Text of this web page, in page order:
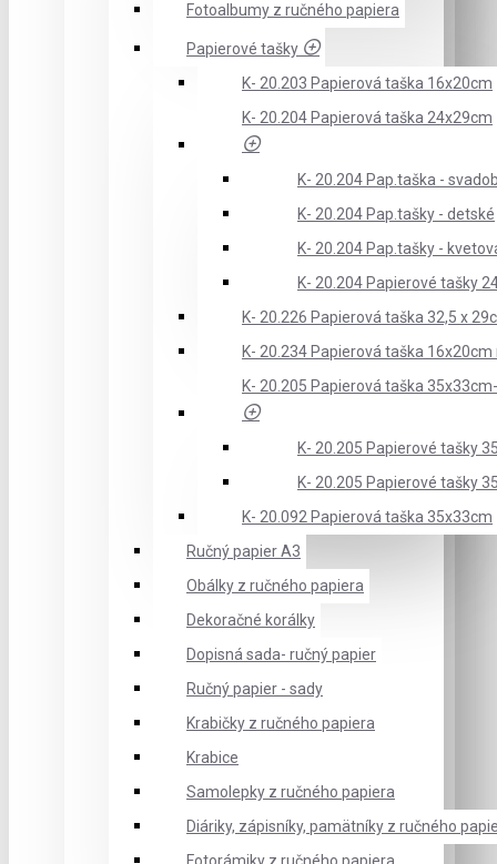
Fotoalbumy z ručného papiera
Papierové tašky
K- 20.203 Papierová taška 16x20cm
K- 20.204 Papierová taška 24x29cm
K- 20.204 Pap.taška -
K- 20.204 Pap.tašky - detské
K- 20.204 Pap.tašky -
K- 20.204 Papierové tašky
K- 20.226 Papierová taška 32,5 x
K- 20.234 Papierová taška
K- 20.205 Papierová taška
K- 20.205 Papierové tašky
K- 20.205 Papierové tašky
K- 20.092 Papierová taška 35x33cm
Ručný papier A3
Obálky z ručného papiera
Dekoračné korálky
Dopisná sada- ručný papier
Ručný papier - sady
Krabičky z ručného papiera
Krabice
Samolepky z ručného papiera
Diáriky, zápisníky, pamätníky z ručného